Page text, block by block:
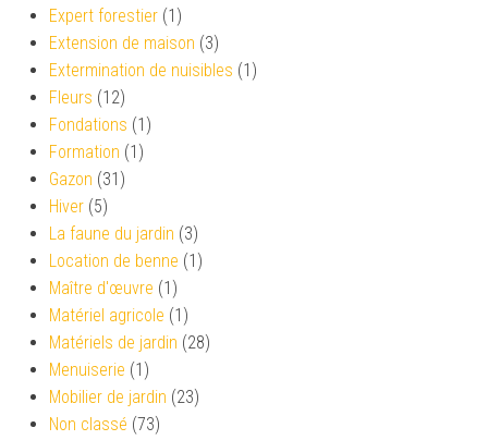
Expert forestier (1)
Extension de maison (3)
Extermination de nuisibles (1)
Fleurs (12)
Fondations (1)
Formation (1)
Gazon (31)
Hiver (5)
La faune du jardin (3)
Location de benne (1)
Maître d'œuvre (1)
Matériel agricole (1)
Matériels de jardin (28)
Menuiserie (1)
Mobilier de jardin (23)
Non classé (73)